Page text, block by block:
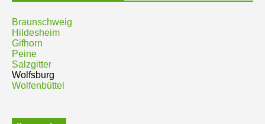
Braunschweig
Hildesheim
Gifhorn
Peine
Salzgitter
Wolfsburg
Wolfenbüttel